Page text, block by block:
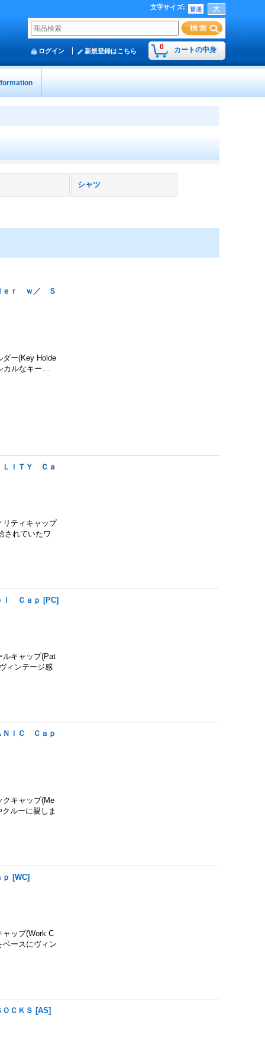
文字サイズ:
0 カートの中身
ログイン 新規登録はこちら
シャツ
ｅｒ ｗ／ Ｓ
ダー(Key Holde
カルなキー…
ＬＩＴＹ Ｃａ
リティキャップ
されていたワ
ｌ Ｃａｐ [PC]
ルキャップ(Pat
ィンテージ感
ＮＩＣ Ｃａｐ
クキャップ(Me
ルーに親しま
[WC]
ャップ(Work C
ベースにヴィン
ＣＫＳ [AS]